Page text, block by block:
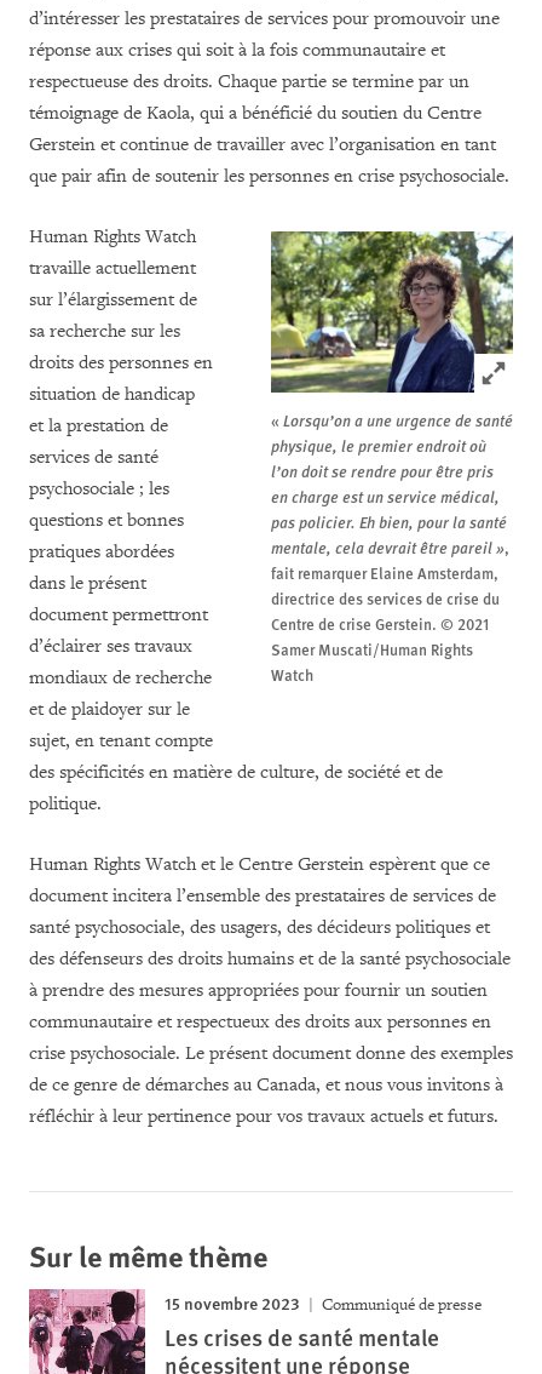
d’intéresser les prestataires de services pour promouvoir une
réponse aux crises qui soit à la fois communautaire et
respectueuse des droits. Chaque partie se termine par un
témoignage de Kaola, qui a bénéficié du soutien du Centre
Gerstein et continue de travailler avec l’organisation en tant
que pair afin de soutenir les personnes en crise psychosociale.
Click to
« Lorsqu’on a une urgence de santé
physique, le premier endroit où
l’on doit se rendre pour être pris
en charge est un service médical,
pas policier. Eh bien, pour la santé
mentale, cela devrait être pareil »,
fait remarquer Elaine Amsterdam,
directrice des services de crise du
Centre de crise Gerstein. © 2021
Samer Muscati/Human Rights
Watch
Human Rights Watch
travaille actuellement
sur l’élargissement de
sa recherche sur les
droits des personnes en
situation de handicap
et la prestation de
services de santé
psychosociale ; les
questions et bonnes
pratiques abordées
dans le présent
document permettront
d’éclairer ses travaux
mondiaux de recherche
et de plaidoyer sur le
sujet, en tenant compte
des spécificités en matière de culture, de société et de
politique.
Human Rights Watch et le Centre Gerstein espèrent que ce
document incitera l’ensemble des prestataires de services de
santé psychosociale, des usagers, des décideurs politiques et
des défenseurs des droits humains et de la santé psychosociale
à prendre des mesures appropriées pour fournir un soutien
communautaire et respectueux des droits aux personnes en
crise psychosociale. Le présent document donne des exemples
de ce genre de démarches au Canada, et nous vous invitons à
réfléchir à leur pertinence pour vos travaux actuels et futurs.
Sur le même thème
15 novembre 2023 Communiqué de presse
Les crises de santé mentale
nécessitent une réponse